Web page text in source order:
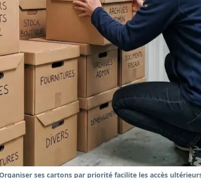
Organiser ses cartons par priorité facilite les accès